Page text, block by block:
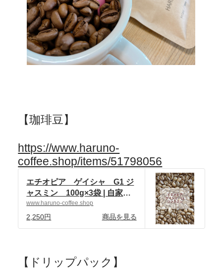
【珈琲豆】
https://www.haruno-
coffee.shop/items/51798056
エチオピア ゲイシャ G1 ジ
ャスミン 100g×3袋 | 自家焙
煎珈琲 ハルノ珈琲 powered
by BASE
www.haruno-coffee.shop
2,250円 商品を見る
【ドリップパック】